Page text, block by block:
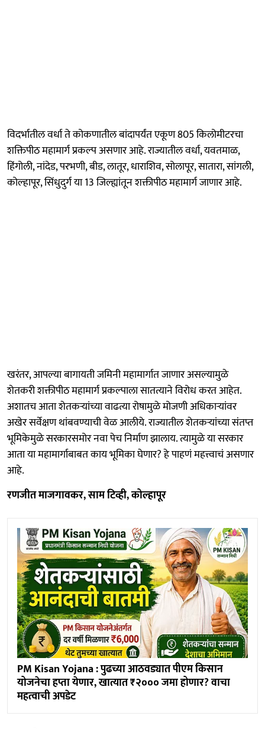
विदर्भातील वर्धा ते कोकणातील बांदापर्यंत एकूण 805 किलोमीटरचा
शक्तिपीठ महामार्ग प्रकल्प असणार आहे. राज्यातील वर्धा, यवतमाळ,
हिंगोली, नांदेड, परभणी, बीड, लातूर, धाराशिव, सोलापूर, सातारा, सांगली,
कोल्हापूर, सिंधुदुर्ग या 13 जिल्ह्यांतून शक्तीपीठ महामार्ग जाणार आहे.
खरंतर, आपल्या बागायती जमिनी महामार्गात जाणार असल्यामुळे
शेतकरी शक्तीपीठ महामार्ग प्रकल्पाला सातत्याने विरोध करत आहेत.
अशातच आता शेतकऱ्यांच्या वाढत्या रोषामुळे मोजणी अधिकाऱ्यांवर
अखेर सर्वेक्षण थांबवण्याची वेळ आलीये. राज्यातील शेतकऱ्यांच्या संतप्त
भूमिकेमुळे सरकारसमोर नवा पेच निर्माण झालाय. त्यामुळे या सरकार
आता या महामार्गाबाबत काय भूमिका घेणार? हे पाहणं महत्त्वाचं असणार
आहे.
रणजीत माजगावकर, साम टिव्ही, कोल्हापूर
PM Kisan Yojana : पुढच्या आठवड्यात पीएम किसान
योजनेचा हप्ता येणार, खात्यात ₹२००० जमा होणार? वाचा
महत्वाची अपडेट